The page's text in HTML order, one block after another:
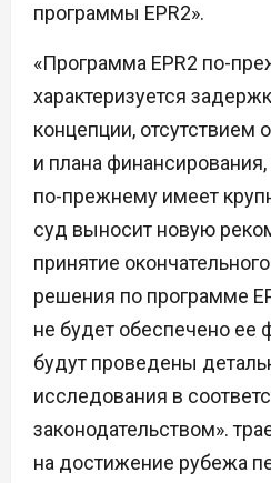
программы EPR2».
«Программа EPR2 по-
характеризуется
концепции, отсутствием
и плана финансирования,
по-прежнему имеет
суд выносит новую
принятие
решения по программе
не будет обеспечено ее
будут проведены
исследования в
законодательством».
на достижение рубежа